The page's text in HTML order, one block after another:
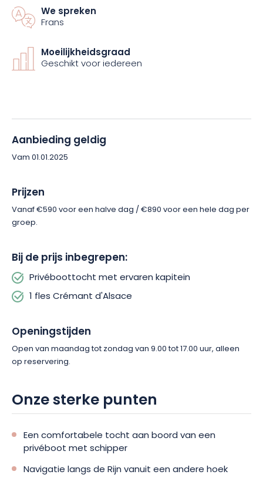
Of het nu gaat om een uitstapje met vrienden, een familie-
uitstapje of een romantisch moment voor twee, geniet van
zwemmen, aan boord van een comfortabele boot! Kom en
geniet van een moment van pure ontspanning terwijl je over
We spreken
Frans
Moeilijkheidsgraad
Geschikt voor iedereen
Aanbieding geldig
Vam 01.01.2025
Prijzen
Vanaf €590 voor een halve dag / €890 voor een hele dag per
groep.
Bij de prijs inbegrepen:
Privéboottocht met ervaren kapitein
1 fles Crémant d'Alsace
Openingstijden
Open van maandag tot zondag van 9.00 tot 17.00 uur, alleen
op reservering.
Onze sterke punten
Een comfortabele tocht aan boord van een
privéboot met schipper
Navigatie langs de Rijn vanuit een andere hoek